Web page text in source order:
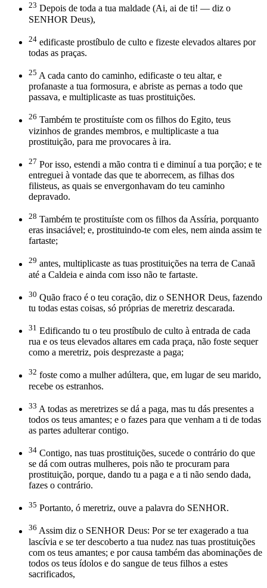
23 Depois de toda a tua maldade (Ai, ai de ti! — diz o
SENHOR Deus),
24 edificaste prostíbulo de culto e fizeste elevados altares por
todas as praças.
25 A cada canto do caminho, edificaste o teu altar, e
profanaste a tua formosura, e abriste as pernas a todo que
passava, e multiplicaste as tuas prostituições.
26 Também te prostituíste com os filhos do Egito, teus
vizinhos de grandes membros, e multiplicaste a tua
prostituição, para me provocares à ira.
27 Por isso, estendi a mão contra ti e diminuí a tua porção; e te
entreguei à vontade das que te aborrecem, as filhas dos
filisteus, as quais se envergonhavam do teu caminho
depravado.
28 Também te prostituíste com os filhos da Assíria, porquanto
eras insaciável; e, prostituindo-te com eles, nem ainda assim te
fartaste;
29 antes, multiplicaste as tuas prostituições na terra de Canaã
até a Caldeia e ainda com isso não te fartaste.
30 Quão fraco é o teu coração, diz o SENHOR Deus, fazendo
tu todas estas coisas, só próprias de meretriz descarada.
31 Edificando tu o teu prostíbulo de culto à entrada de cada
rua e os teus elevados altares em cada praça, não foste sequer
como a meretriz, pois desprezaste a paga;
32 foste como a mulher adúltera, que, em lugar de seu marido,
recebe os estranhos.
33 A todas as meretrizes se dá a paga, mas tu dás presentes a
todos os teus amantes; e o fazes para que venham a ti de todas
as partes adulterar contigo.
34 Contigo, nas tuas prostituições, sucede o contrário do que
se dá com outras mulheres, pois não te procuram para
prostituição, porque, dando tu a paga e a ti não sendo dada,
fazes o contrário.
35 Portanto, ó meretriz, ouve a palavra do SENHOR.
36 Assim diz o SENHOR Deus: Por se ter exagerado a tua
lascívia e se ter descoberto a tua nudez nas tuas prostituições
com os teus amantes; e por causa também das abominações de
todos os teus ídolos e do sangue de teus filhos a estes
sacrificados,